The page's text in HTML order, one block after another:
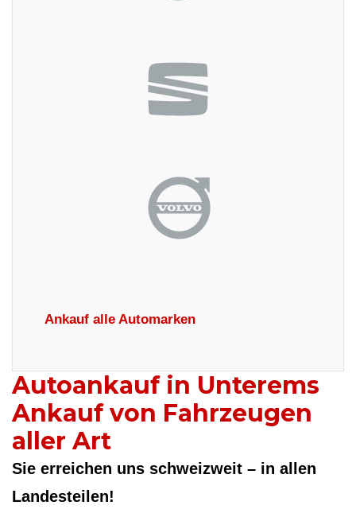
Ankauf alle Automarken
Autoankauf in Unterems
Ankauf von Fahrzeugen
aller Art
Sie erreichen uns schweizweit – in allen
Landesteilen!